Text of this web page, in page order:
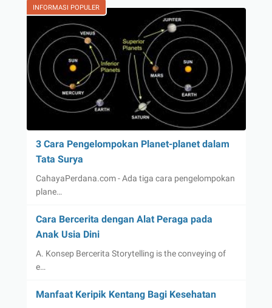
INFORMASI POPULER
3 Cara Pengelompokan Planet-planet dalam
Tata Surya
CahayaPerdana.com - Ada tiga cara pengelompokan
plane…
Cara Bercerita dengan Alat Peraga pada
Anak Usia Dini
A. Konsep Bercerita Storytelling is the conveying of
e…
Manfaat Keripik Kentang Bagi Kesehatan